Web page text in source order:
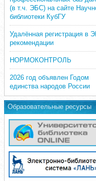
(в т.ч. ЭБС) на сайте
библиотеки КубГУ
Удалённая регистрация в
рекомендации
НОРМОКОНТРОЛЬ
2026 год объявлен Годом
единства народов России
Образовательные ресурсы